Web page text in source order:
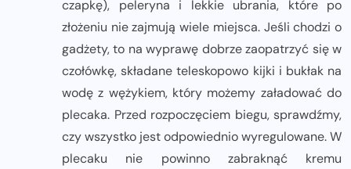
czapkę), peleryna i lekkie ubrania, które po
złożeniu nie zajmują wiele miejsca. Jeśli chodzi o
gadżety, to na wyprawę dobrze zaopatrzyć się w
czołówkę, składane teleskopowo kijki i bukłak na
wodę z wężykiem, który możemy załadować do
plecaka. Przed rozpoczęciem biegu, sprawdźmy,
czy wszystko jest odpowiednio wyregulowane. W
plecaku nie powinno zabraknąć kremu